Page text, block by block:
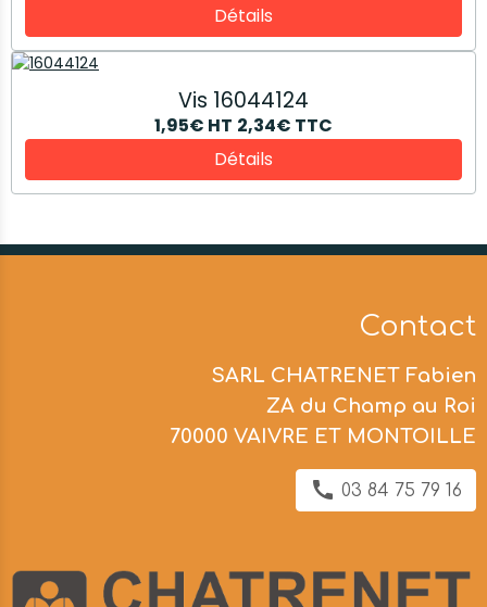
Détails
Vis 16044124
1,95€ HT 2,34€ TTC
Détails
Contact
SARL CHATRENET Fabien
ZA du Champ au Roi
70000 VAIVRE ET MONTOILLE
03 84 75 79 16